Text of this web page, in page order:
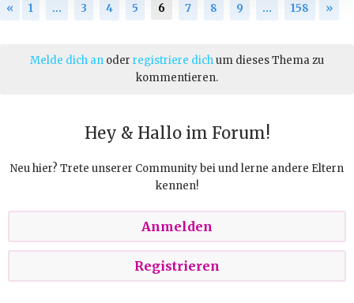
Hey & Hallo im Forum!
Neu hier? Trete unserer Community bei und lerne andere Eltern
kennen!
Anmelden
Registrieren
« 1 … 3 4 5 6 7 8 9 … 158 »
Melde dich an oder registriere dichum dieses Thema zu
kommentieren.